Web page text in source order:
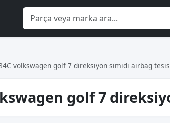
volkswagen golf 7 direksiyon simidi airbag
golf 7